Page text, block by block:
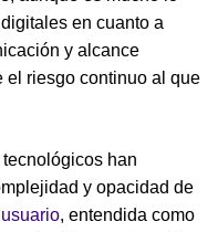
en cuanto a
y alcance
el riesgo continuo al que
han
y opacidad de
, entendida como